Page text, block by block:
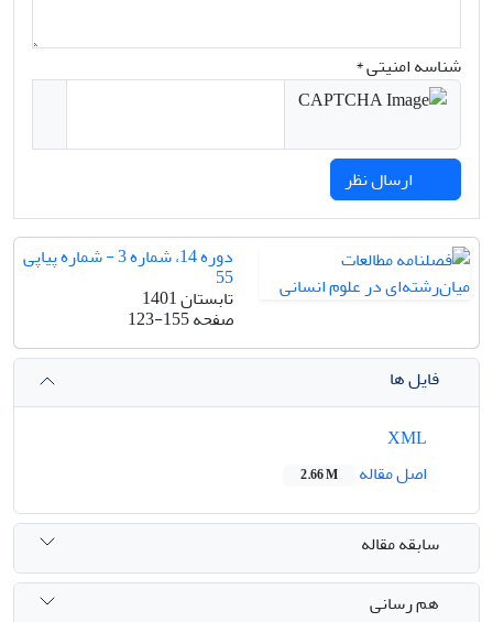
شناسه امنیتی *
دوره 14، شماره 3 - شماره پیاپی
55
تابستان 1401
صفحه123-155
فایل ها
اصل مقاله
2.66 M
سابقه مقاله
هم رسانی